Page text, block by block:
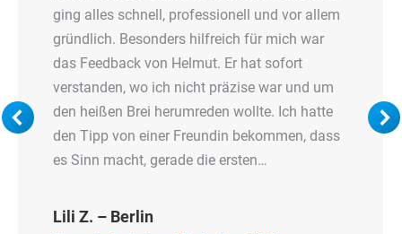
Lili Z. – Berlin
ging alles schnell, professionell und vor allem
gründlich. Besonders hilfreich für mich war
das Feedback von Helmut. Er hat sofort
verstanden, wo ich nicht präzise war und um
den heißen Brei herumreden wollte. Ich hatte
den Tipp von einer Freundin bekommen, dass
es Sinn macht, gerade die ersten…